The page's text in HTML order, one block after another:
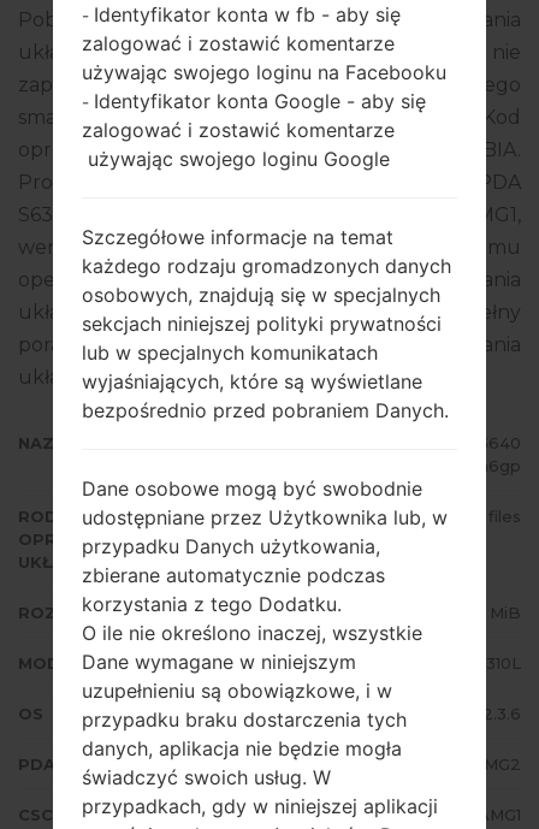
Pobierz najnowszą aktualizację oprogramowania
układowego dla Samsung Galaxy Y Duos, ale nie
zapomnij sprawdzić, czy numer modelu Twojego
smartfona odpowiada wskazanemu GT-S6310L. Kod
oprogramowania układowego to COO z COLOMBIA.
Produkt jest dostarczany z wersją PDA
S6310LUBAMG2, wersja CSC S6310LUUBAMG1,
wersja MODEM S6310LUBAMG1. Wersja systemu
operacyjnego danego oprogramowania
układowego to Android Gingerbread 2.3.6. Pełny
poradnik na temat flashowania oprogramowania
układowego na urządzeniach Samsungtutaj
NAZWA PLIKU
GT-S6310L_COO_1_20140814163640
_pfww4fa6gp
RODZAJ
OPROGRAMOWANIA
UKŁADOWEGO
4 files
ROZMIAR PLIKU 581.56 MiB
MODEL Samsung GT-S6310L
OS Android Gingerbread 2.3.6
PDA/AP WERSJA S6310LUBAMG2
CSC WERSJA S6310LUUBAMG1
- Identyfikator konta w fb - aby się
zalogować i zostawić komentarze
używając swojego loginu na Facebooku
- Identyfikator konta Google - aby się
zalogować i zostawić komentarze
używając swojego loginu Google
Szczegółowe informacje na temat
każdego rodzaju gromadzonych danych
osobowych, znajdują się w specjalnych
sekcjach niniejszej polityki prywatności
lub w specjalnych komunikatach
wyjaśniających, które są wyświetlane
bezpośrednio przed pobraniem Danych.
Dane osobowe mogą być swobodnie
udostępniane przez Użytkownika lub, w
przypadku Danych użytkowania,
zbierane automatycznie podczas
korzystania z tego Dodatku.
O ile nie określono inaczej, wszystkie
Dane wymagane w niniejszym
uzupełnieniu są obowiązkowe, i w
przypadku braku dostarczenia tych
danych, aplikacja nie będzie mogła
świadczyć swoich usług. W
przypadkach, gdy w niniejszej aplikacji